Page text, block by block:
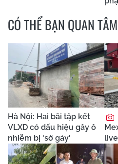
CÓ THỂ BẠN QUAN TÂM
Hà Nội: Hai bãi tập kết
VLXD có dấu hiệu gây ô
nhiễm bị 'sờ gáy'